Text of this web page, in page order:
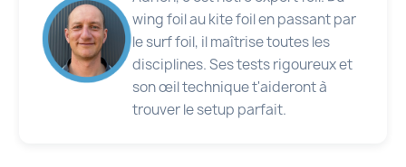
wing foil au kite foil en passant par
le surf foil, il maîtrise toutes les
disciplines. Ses tests rigoureux et
son œil technique t'aideront à
trouver le setup parfait.